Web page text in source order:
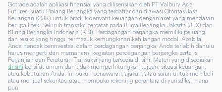
Gotrade adalah aplikasi finansial yang dilisensikan oleh PT Valbury Asia
Futures, suatu Pialang Berjangka yang terdaftar dan diawasi Otoritas Jasa
Keuangan (OJK) untuk produk derivatif keuangan dengan aset yang mendasari
berupa Efek. Seluruh transaksi tercatat pada Bursa Berjangka Jakarta (JFX) dan
Kliring Berjangka Indonesia (KBI). Perdagangan berjangka memiliki peluang
dan resiko yang tinggi, termasuk kemungkinan kehilangan modal. Apabila
Anda hendak berinvestasi dalam perdagangan berjangka, Anda terlebih dahulu
harus mengerti dan memahami kegiatan perdagangan berjangka serta isi
Perjanjian dan Peraturan Transaksi yang tersedia di sini. Materi yang disediakan
di sini bersifat umum dan tidak memperhitungkan tujuan, situasi keuangan,
atau kebutuhan Anda. Ini bukan penawaran, ajakan, atau saran untuk membeli
atau menjual sekuritas, atau membuka rekening perantara di yurisdiksi mana
pun.